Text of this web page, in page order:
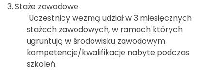
3. Staże zawodowe
Uczestnicy wezmą udział w 3 miesięcznych
stażach zawodowych, w ramach których
ugruntują w środowisku zawodowym
kompetencje/kwalifikacje nabyte podczas
szkoleń.